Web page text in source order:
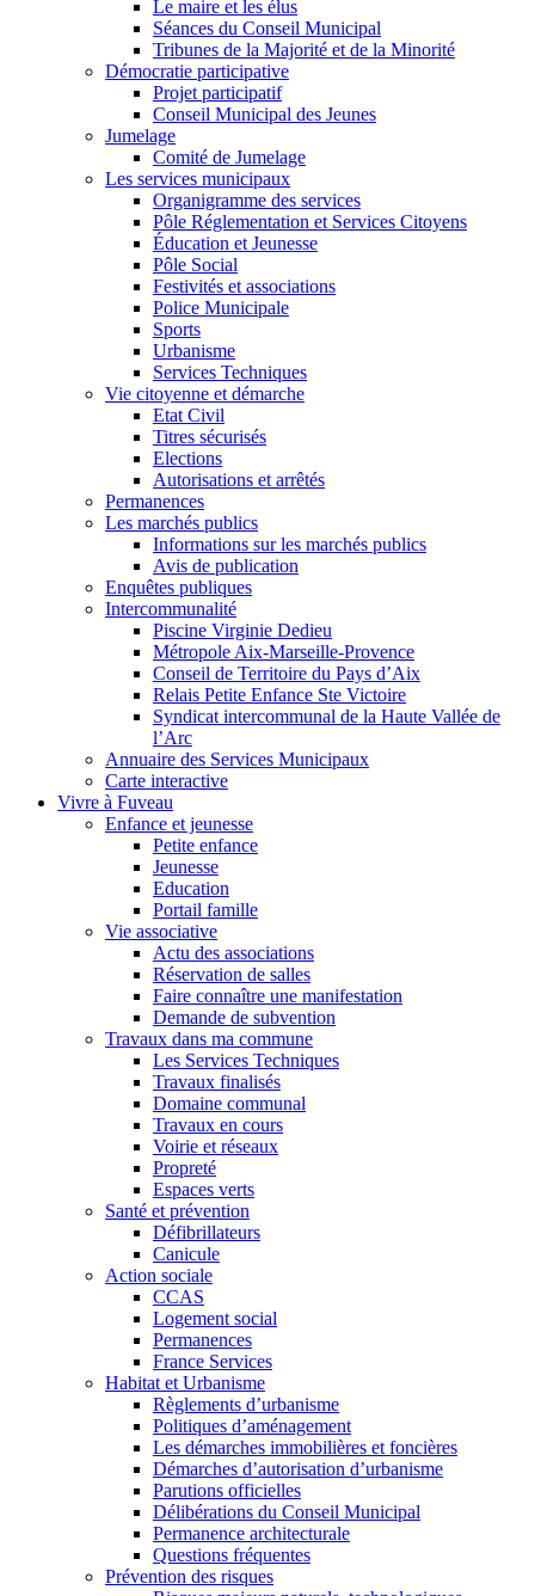
Le maire et les élus
Séances du Conseil Municipal
Tribunes de la Majorité et de la Minorité
Démocratie participative
Projet participatif
Conseil Municipal des Jeunes
Jumelage
Comité de Jumelage
Les services municipaux
Organigramme des services
Pôle Réglementation et Services Citoyens
Éducation et Jeunesse
Pôle Social
Festivités et associations
Police Municipale
Sports
Urbanisme
Services Techniques
Vie citoyenne et démarche
Etat Civil
Titres sécurisés
Elections
Autorisations et arrêtés
Permanences
Les marchés publics
Informations sur les marchés publics
Avis de publication
Enquêtes publiques
Intercommunalité
Piscine Virginie Dedieu
Métropole Aix-Marseille-Provence
Conseil de Territoire du Pays d’Aix
Relais Petite Enfance Ste Victoire
Syndicat intercommunal de la Haute Vallée de
l’Arc
Annuaire des Services Municipaux
Carte interactive
Vivre à Fuveau
Enfance et jeunesse
Petite enfance
Jeunesse
Education
Portail famille
Vie associative
Actu des associations
Réservation de salles
Faire connaître une manifestation
Demande de subvention
Travaux dans ma commune
Les Services Techniques
Travaux finalisés
Domaine communal
Travaux en cours
Voirie et réseaux
Propreté
Espaces verts
Santé et prévention
Défibrillateurs
Canicule
Action sociale
CCAS
Logement social
Permanences
France Services
Habitat et Urbanisme
Règlements d’urbanisme
Politiques d’aménagement
Les démarches immobilières et foncières
Démarches d’autorisation d’urbanisme
Parutions officielles
Délibérations du Conseil Municipal
Permanence architecturale
Questions fréquentes
Prévention des risques